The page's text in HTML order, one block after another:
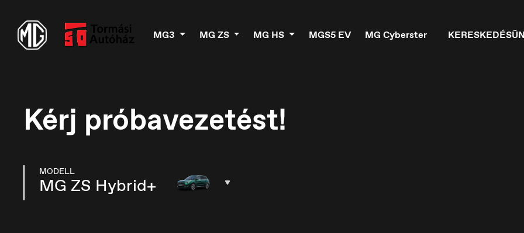
MG3 MG ZS MG HS MGS5 EV MG Cyberster
Kérj próbavezetést!
MODELL
MG ZS Hybrid+